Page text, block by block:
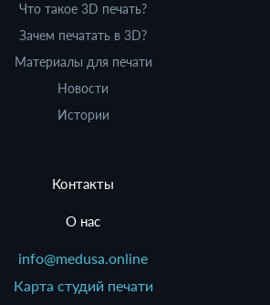
Что такое 3D печать?
Зачем печатать в 3D?
Материалы для печати
Новости
Истории
Контакты
О нас
info@medusa.online
Карта студий печати